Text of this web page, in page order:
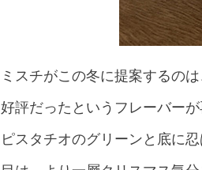
ミスチがこの冬に提案するの
好評だったというフレーバーが
ピスタチオのグリーンと底に